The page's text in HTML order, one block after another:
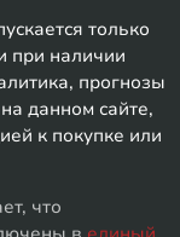
только
при наличии
прогнозы
данном сайте,
к покупке или
что